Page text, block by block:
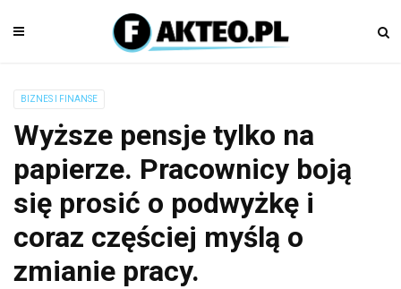
BIZNES I FINANSE
Wyższe pensje tylko na
papierze. Pracownicy boją
się prosić o podwyżkę i
coraz częściej myślą o
zmianie pracy.